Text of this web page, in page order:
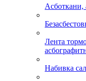
Асботкани,
Лента
Набивка